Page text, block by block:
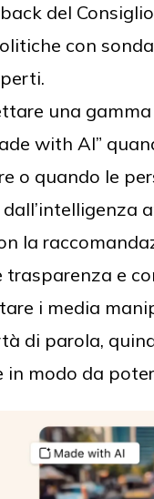
del
con
una
with AI”
o quando le
la
trasparenza e
i media
di parola,
modo da